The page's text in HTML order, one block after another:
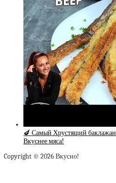
🍆 Самый Хрустящий
Вкуснее мяса!
Copyright © 2026 Вкусно!